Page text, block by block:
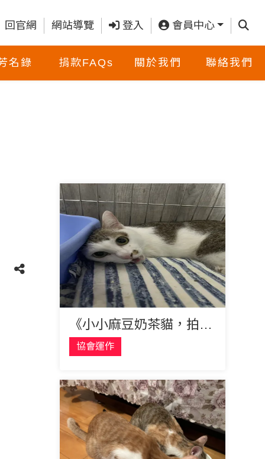
回官網 網站導覽 登入 會員中心 查詢
名錄 捐款FAQs 關於我們 聯絡我們
《小小麻豆奶茶貓，拍照100分》
協會運作